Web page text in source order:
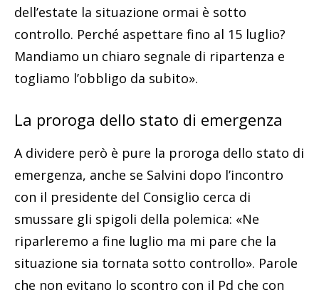
dell’estate la situazione ormai è sotto
controllo. Perché aspettare fino al 15 luglio?
Mandiamo un chiaro segnale di ripartenza e
togliamo l’obbligo da subito».
La proroga dello stato di emergenza
A dividere però è pure la proroga dello stato di
emergenza, anche se Salvini dopo l’incontro
con il presidente del Consiglio cerca di
smussare gli spigoli della polemica: «Ne
riparleremo a fine luglio ma mi pare che la
situazione sia tornata sotto controllo». Parole
che non evitano lo scontro con il Pd che con